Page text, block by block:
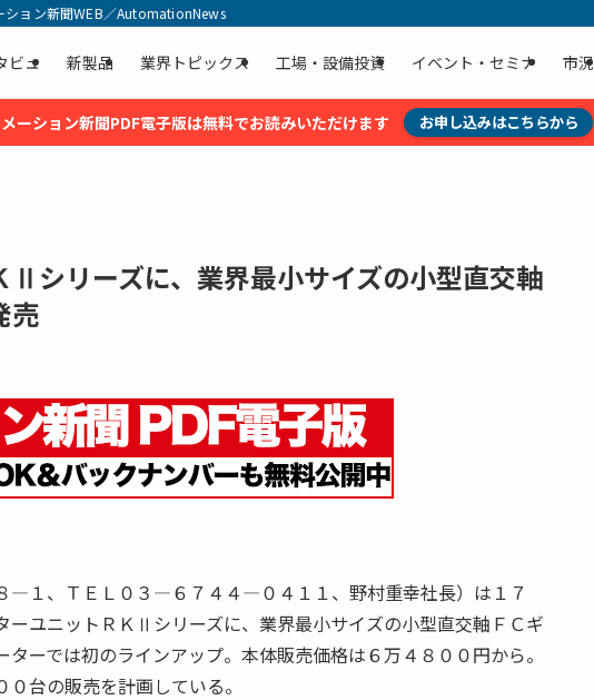
ョン新聞WEB／AutomationNews
ビュ 新製品 業界トピックス 工場・設備投資 イベント・セミナ 市況
ーション新聞PDF電子版は無料でお読みいただけます お申し込みはこちらから
シリーズに、業界最小サイズの小型直交軸
売
―１、ＴＥＬ０３―６７４４―０４１１、野村重幸社長）は１７
ーユニットＲＫⅡシリーズに、業界最小サイズの小型直交軸ＦＣギ
ーでは初のラインアップ。本体販売価格は６万４８００円から。
台の販売を計画している。